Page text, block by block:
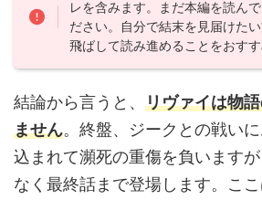
レを含みます。まだ本編を読ん
ださい。自分で結末を見届けた
飛ばして読み進めることをおすす
結論から言うと、 リヴァイは物
ません。終盤、ジークとの戦い
込まれて瀕死の重傷を負います
なく最終話まで登場します。こ